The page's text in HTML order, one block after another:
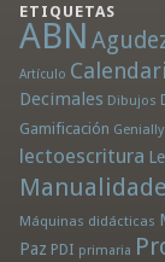
ETIQUETAS
ABN
Artículo
Decimales Dibujos
Gamificación Genially
lectoescritura
Máquinas didácticas
Paz PDI primaria